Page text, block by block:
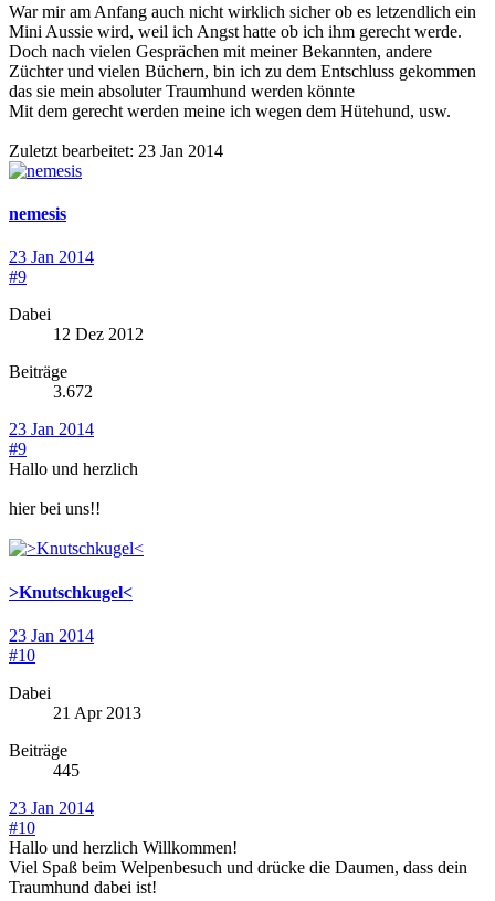
War mir am Anfang auch nicht wirklich sicher ob es letzendlich ein
Mini Aussie wird, weil ich Angst hatte ob ich ihm gerecht werde.
Doch nach vielen Gesprächen mit meiner Bekannten, andere
Züchter und vielen Büchern, bin ich zu dem Entschluss gekommen
das sie mein absoluter Traumhund werden könnte
Mit dem gerecht werden meine ich wegen dem Hütehund, usw.
Zuletzt bearbeitet: 23 Jan 2014
nemesis
23 Jan 2014
#9
Dabei
12 Dez 2012
Beiträge
3.672
23 Jan 2014
#9
Hallo und herzlich
hier bei uns!!
>Knutschkugel<
23 Jan 2014
#10
Dabei
21 Apr 2013
Beiträge
445
23 Jan 2014
#10
Hallo und herzlich Willkommen!
Viel Spaß beim Welpenbesuch und drücke die Daumen, dass dein
Traumhund dabei ist!